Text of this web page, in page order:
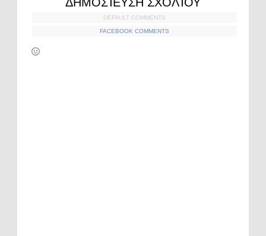
DEFAULT COMMENTS
FACEBOOK COMMENTS